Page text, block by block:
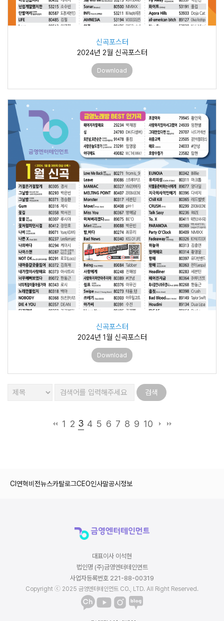
신곡포스터
2024년 2월 신곡포스터
Download
신곡포스터
2024년 1월 신곡포스터
Download
1 2 3 4 5 6 7 8 9 10
CI 연혁비전뉴스카탈로그CEO인사말공시정보
대표이사 이석현
법인명 (주)금영엔터테인먼트
사업자등록번호 221-88-00319
Copyright ⓒ 2025 금영엔터테인먼트 CO., LTD. All Right Reserved.